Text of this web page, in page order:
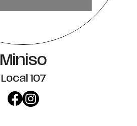
Miniso
Local 107